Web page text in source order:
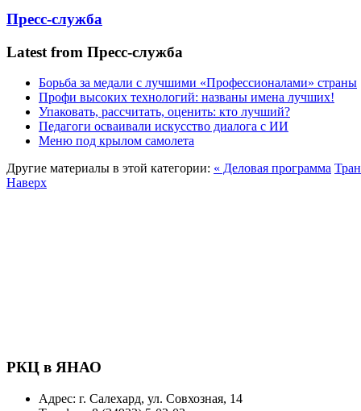
Пресс-служба
Latest from Пресс-служба
Борьба за медали с лучшими «Профессионалами» страны
Профи высоких технологий: названы имена лучших!
Упаковать, рассчитать, оценить: кто лучший?
Педагоги осваивали искусство диалога с ИИ
Меню под крылом самолета
Другие материалы в этой категории: « Деловая программа
Наверх
РКЦ в ЯНАО
Адрес: г. Салехард, ул. Совхозная, 14